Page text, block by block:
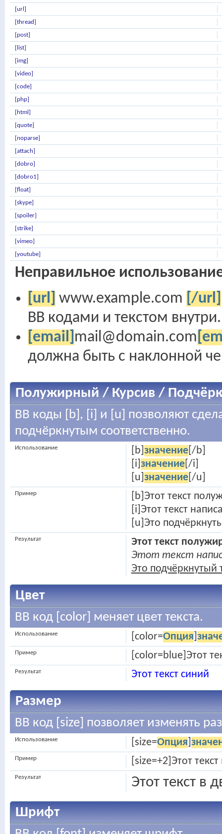
[url]
[thread]
[post]
[list]
[img]
[video]
[code]
[php]
[html]
[quote]
[noparse]
[attach]
[dobro]
[dobro1]
[float]
[skype]
[spoiler]
[strike]
[vimeo]
[youtube]
Неправильное
[url] www.example.com [/url]
BB кодами и текстом внутри.
[email] mail@domain.com
должна быть с наклонной
Полужирный / Курсив /
BB коды [b], [i] и [u] позволяют
подчёркнутым соответственно.
[b] значение[/b]
[i] значение[/i]
[u] значение[/u]
Использование
[b]Этот текст
[i]Этот текст
[u]Это
Пример
Этот текст
Этот текст
Это подчёркнутый
Результат
Цвет
BB код [color] меняет цвет текста.
[color=Опция
Использование
[color=blue]Этот
Пример
Этот текст синий
Результат
Размер
BB код [size] позволяет изменять
[size=Опция
Использование
[size=+2]Этот
Пример
Этот текст в
Результат
Шрифт